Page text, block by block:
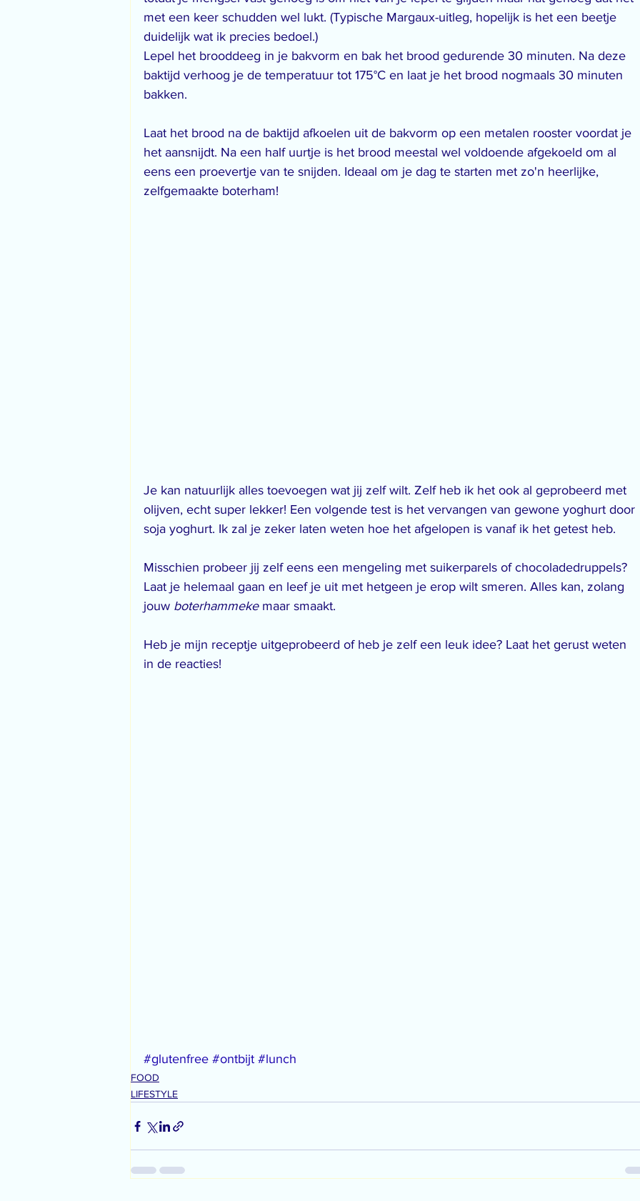
met een keer schudden wel lukt. (Typische Margaux-uitleg, hopelijk is het een beetje
duidelijk wat ik precies bedoel.)
Lepel het brooddeeg in je bakvorm en bak het brood gedurende 30 minuten. Na deze
baktijd verhoog je de temperatuur tot 175°C en laat je het brood nogmaals 30 minuten
bakken.
Laat het brood na de baktijd afkoelen uit de bakvorm op een metalen rooster voordat je
het aansnijdt. Na een half uurtje is het brood meestal wel voldoende afgekoeld om al
eens een proevertje van te snijden. Ideaal om je dag te starten met zo'n heerlijke,
zelfgemaakte boterham!
Je kan natuurlijk alles toevoegen wat jij zelf wilt. Zelf heb ik het ook al geprobeerd met
olijven, echt super lekker! Een volgende test is het vervangen van gewone yoghurt door
soja yoghurt. Ik zal je zeker laten weten hoe het afgelopen is vanaf ik het getest heb.
Misschien probeer jij zelf eens een mengeling met suikerparels of chocoladedruppels?
Laat je helemaal gaan en leef je uit met hetgeen je erop wilt smeren. Alles kan, zolang
jouw boterhammeke maar smaakt.
Heb je mijn receptje uitgeprobeerd of heb je zelf een leuk idee? Laat het gerust weten
in de reacties!
#glutenfree #ontbijt #lunch
FOOD
LIFESTYLE